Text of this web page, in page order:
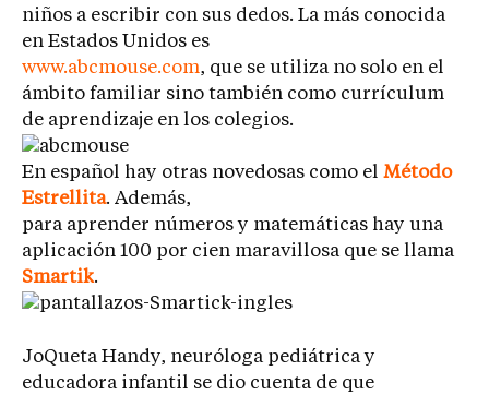
niños a escribir con sus dedos. La más conocida
en Estados Unidos es
www.abcmouse.com, que se utiliza no solo en el
ámbito familiar sino también como currículum
de aprendizaje en los colegios.
En español hay otras novedosas como el Método
Estrellita. Además,
para aprender números y matemáticas hay una
aplicación 100 por cien maravillosa que se llama
Smartik.
JoQueta Handy, neuróloga pediátrica y
educadora infantil se dio cuenta de que